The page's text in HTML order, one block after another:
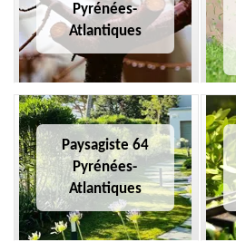
Pyrénées-
Atlantiques
Paysagiste 64
Pyrénées-
Atlantiques